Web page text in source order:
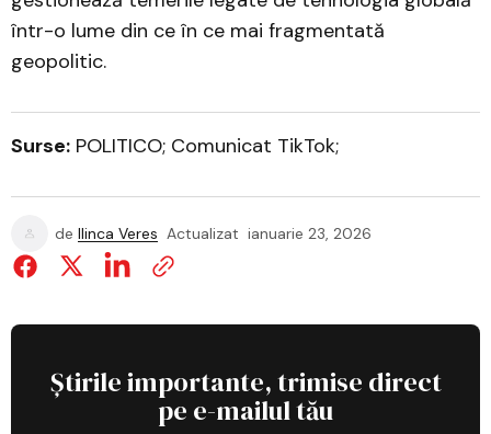
într-o lume din ce în ce mai fragmentată
geopolitic.
Surse: POLITICO; Comunicat TikTok;
de Ilinca Veres Actualizat ianuarie 23, 2026
Știrile importante, trimise direct
pe e-mailul tău